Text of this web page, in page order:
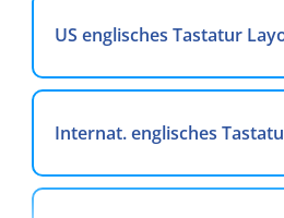
US englisches Tastatur
Internat. englisches